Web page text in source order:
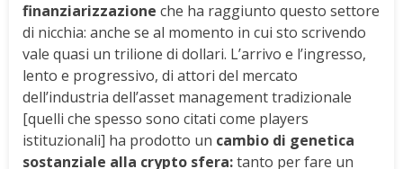
finanziarizzazione che ha raggiunto questo settore
di nicchia: anche se al momento in cui sto scrivendo
vale quasi un trilione di dollari. L’arrivo e l’ingresso,
lento e progressivo, di attori del mercato
dell’industria dell’asset management tradizionale
[quelli che spesso sono citati come players
istituzionali] ha prodotto un cambio di genetica
sostanziale alla crypto sfera:tanto per fare un